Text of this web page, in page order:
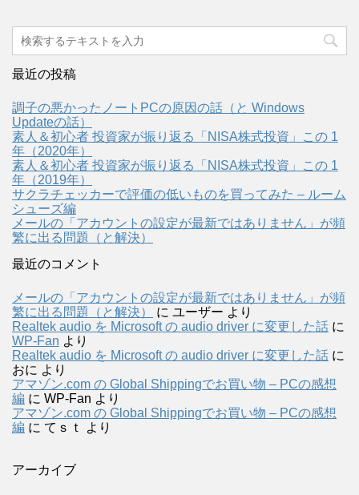
最近の投稿
調子の悪かったノートPCの原因の話（と Windows
Updateの話）
素人＆初心者 投資家が振り返る「NISA株式投資」この 1
年（2020年）
素人＆初心者 投資家が振り返る「NISA株式投資」この 1
年（2019年）
サクラチェッカーで評価の低いものを買ってみた – ルーム
シューズ編
メールの「アカウントの設定が最新ではありません」が頻
繁に出る問題（と解決）
最近のコメント
メールの「アカウントの設定が最新ではありません」が頻
繁に出る問題（と解決）
に ユーザー より
Realtek audio を Microsoft の audio driver に変更した話 に
WP-Fan より
Realtek audio を Microsoft の audio driver に変更した話 に
おに より
アマゾン.com の Global Shippingでお買い物 – PCの感想
編 に WP-Fan より
アマゾン.com の Global Shippingでお買い物 – PCの感想
編 に てｓｔ より
アーカイブ